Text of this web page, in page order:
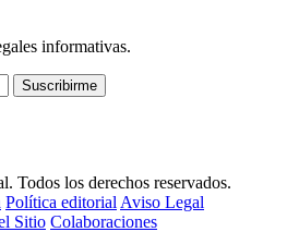
informativas.
Suscribirme
Todos los derechos reservados.
Política editorial Aviso Legal
Sitio Colaboraciones